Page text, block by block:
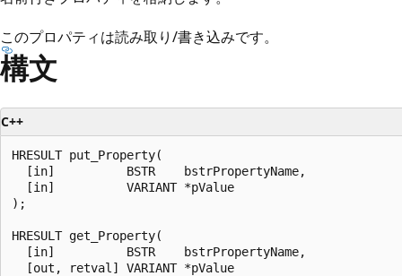
このプロパティは読み取り/書き込みです。
構文
C++
HRESULT put_Property(
  [in]          BSTR    bstrPropertyName,
  [in]          VARIANT *pValue
);
HRESULT get_Property(
  [in]          BSTR    bstrPropertyName,
  [out, retval] VARIANT *pValue